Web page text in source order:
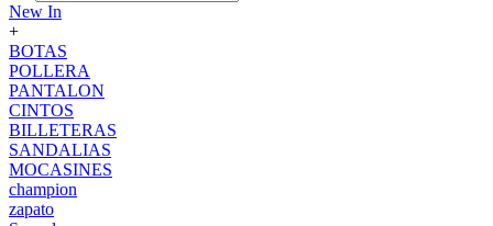
New In
+
BOTAS
POLLERA
PANTALON
CINTOS
BILLETERAS
SANDALIAS
MOCASINES
champion
zapato